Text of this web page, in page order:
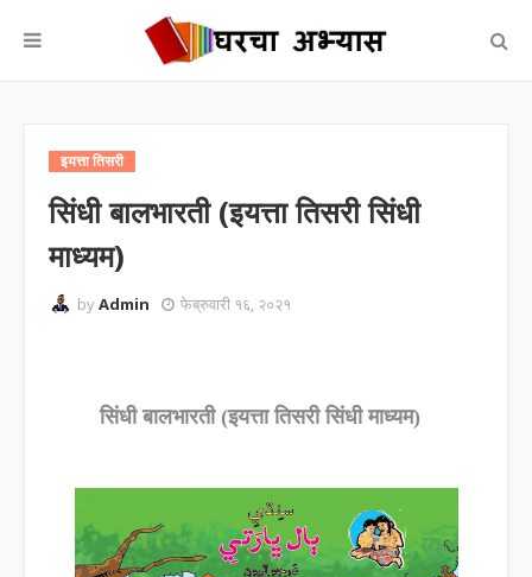
इयत्ता तिसरी
सिंधी बालभारती (इयत्ता तिसरी सिंधी
माध्यम)
byAdmin फेब्रुवारी १६, २०२१
सिंधी बालभारती (इयत्ता तिसरीसिंधी माध्यम)